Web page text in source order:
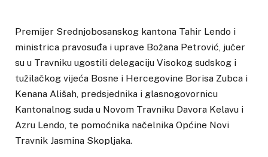
Premijer Srednjobosanskog kantona Tahir Lendo i
ministrica pravosuđa i uprave Božana Petrović, jučer
su u Travniku ugostili delegaciju Visokog sudskog i
tužilačkog vijeća Bosne i Hercegovine Borisa Zubca i
Kenana Ališah, predsjednika i glasnogovornicu
Kantonalnog suda u Novom Travniku Davora Kelavu i
Azru Lendo, te pomoćnika načelnika Općine Novi
Travnik Jasmina Skopljaka.